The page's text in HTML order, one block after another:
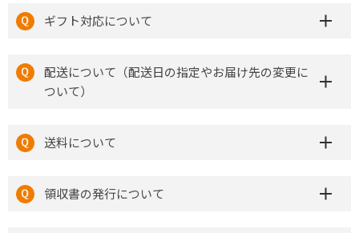
ギフト対応について
配送について（配送日の指定やお届け先の変更に
ついて）
送料について
領収書の発行について